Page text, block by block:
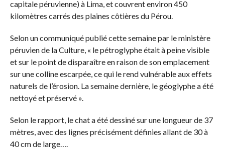
capitale péruvienne) à Lima, et couvrent environ 450
kilomètres carrés des plaines côtières du Pérou.
Selon un communiqué publié cette semaine par le ministère
péruvien de la Culture, « le pétroglyphe était à peine visible
et sur le point de disparaître en raison de son emplacement
sur une colline escarpée, ce qui le rend vulnérable aux effets
naturels de l’érosion. La semaine dernière, le géoglyphe a été
nettoyé et préservé ».
Selon le rapport, le chat a été dessiné sur une longueur de 37
mètres, avec des lignes précisément définies allant de 30 à
40 cm de large….